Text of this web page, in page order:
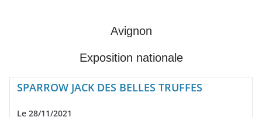
Avignon
Exposition nationale
SPARROW JACK DES BELLES TRUFFES
Le 28/11/2021